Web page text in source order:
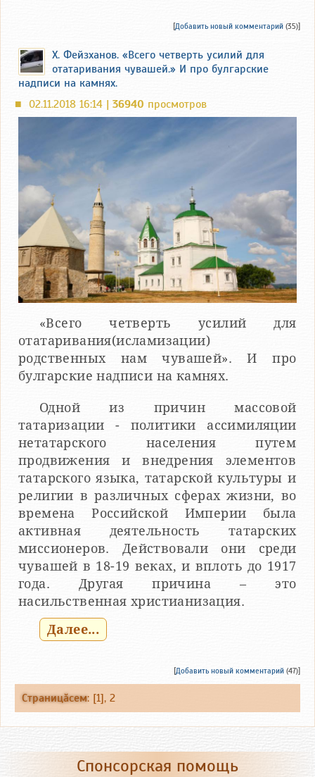
[Добавить новый комментарий (35)]
Х. Фейзханов. «Всего четверть усилий для
отатаривания чувашей.» И про булгарские
надписи на камнях.
■ 02.11.2018 16:14 | 36940 просмотров
«Всего четверть усилий для
отатаривания(исламизации)
родственных нам чувашей». И про
булгарские надписи на камнях.
Одной из причин массовой
татаризации - политики ассимиляции
нетатарского населения путем
продвижения и внедрения элементов
татарского языка, татарской культуры и
религии в различных сферах жизни, во
времена Российской Империи была
активная деятельность татарских
миссионеров. Действовали они среди
чувашей в 18-19 веках, и вплоть до 1917
года. Другая причина – это
насильственная христианизация.
Далее...
[Добавить новый комментарий (47)]
Страницăсем: [1], 2
Спонсорская помощь